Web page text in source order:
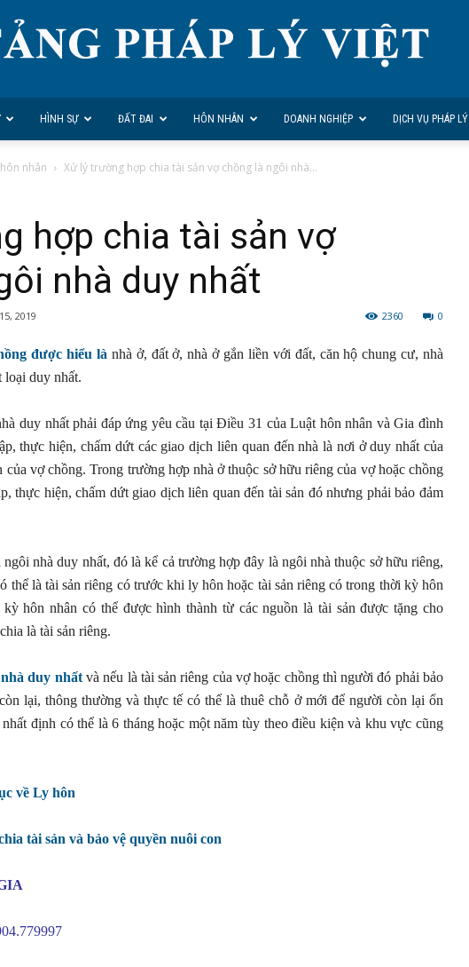
HÌNH SỰ ĐẤT ĐAI HÔN NHÂN DOANH NGHIỆP DỊCH VỤ PHÁP LÝ
nhân Xử lý trường hợp chia tài sản vợ chồng là ngôi nhà...
hợp chia tài sản vợ
nhà duy nhất
2019 0
2360
được hiểu là nhà ở, đất ở, nhà ở gắn liền với đất, căn hộ chung cư, nhà
loại duy nhất.
duy nhất phải đáp ứng yêu cầu tại Điều 31 của Luật hôn nhân và Gia đình
thực hiện, chấm dứt các giao dịch liên quan đến nhà là nơi ở duy nhất của
của vợ chồng. Trong trường hợp nhà ở thuộc sở hữu riêng của vợ hoặc chồng
thực hiện, chấm dứt giao dịch liên quan đến tài sản đó nhưng phải bảo đảm
ngôi nhà duy nhất, đó là kể cả trường hợp đây là ngôi nhà thuộc sở hữu riêng,
thể là tài sản riêng có trước khi ly hôn hoặc tài sản riêng có trong thời kỳ hôn
hôn nhân có thể được hình thành từ các nguồn là tài sản được tặng cho
là tài sản riêng.
duy nhấtvà nếu là tài sản riêng của vợ hoặc chồng thì người đó phải bảo
lại, thông thường và thực tế có thể là thuê chỗ ở mới để người còn lại ổn
định có thể là 6 tháng hoặc một năm tùy theo điều kiện và khu vực cũng
về Ly hôn
tài sản và bảo vệ quyền nuôi con